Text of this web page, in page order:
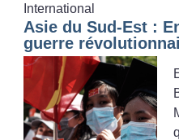
International
Asie du Sud-Est :
guerre